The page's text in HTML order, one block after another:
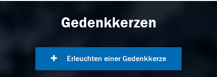
Gedenkkerzen
Erleuchten einer Gedenkkerze